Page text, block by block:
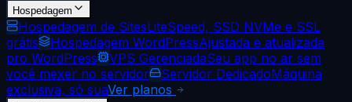
Hospedagem
Hospedagem de SitesLiteSpeed, SSD NVMe e SSL
grátis
Hospedagem WordPressAjustada e atualizada
pro WordPress
VPS GerenciadaSeu app no ar sem
você mexer no servidor
Servidor DedicadoMáquina
exclusiva, só suaVer planos